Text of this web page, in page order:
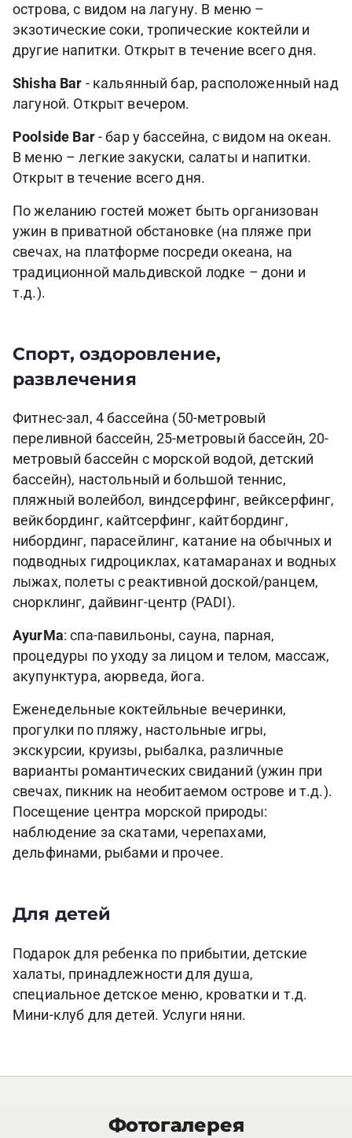
острова, с видом на лагуну. В меню –
экзотические соки, тропические коктейли и
другие напитки. Открыт в течение всего дня.
Shisha Bar - кальянный бар, расположенный над
лагуной. Открыт вечером.
Poolside Bar- бар у бассейна, с видом на океан.
В меню – легкие закуски, салаты и напитки.
Открыт в течение всего дня.
По желанию гостей может быть организован
ужин в приватной обстановке (на пляже при
свечах, на платформе посреди океана, на
традиционной мальдивской лодке – дони и
т.д.).
Спорт, оздоровление,
развлечения
Фитнес-зал, 4 бассейна (50-метровый
переливной бассейн, 25-метровый бассейн, 20-
метровый бассейн с морской водой, детский
бассейн), настольный и большой теннис,
пляжный волейбол, виндсерфинг, вейксерфинг,
вейкбординг, кайтсерфинг, кайтбординг,
нибординг, парасейлинг, катание на обычных и
подводных гидроциклах, катамаранах и водных
лыжах, полеты с реактивной доской/ранцем,
снорклинг, дайвинг-центр (PADI).
AyurMa: спа-павильоны, сауна, парная,
процедуры по уходу за лицом и телом, массаж,
акупунктура, аюрведа, йога.
Еженедельные коктейльные вечеринки,
прогулки по пляжу, настольные игры,
экскурсии, круизы, рыбалка, различные
варианты романтических свиданий (ужин при
свечах, пикник на необитаемом острове и т.д.).
Посещение центра морской природы:
наблюдение за скатами, черепахами,
дельфинами, рыбами и прочее.
Для детей
Подарок для ребенка по прибытии, детские
халаты, принадлежности для душа,
специальное детское меню, кроватки и т.д.
Мини-клуб для детей. Услуги няни.
Фотогалерея